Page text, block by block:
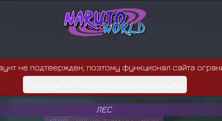
не подтвержден, поэтому функционал сайта
ЛЕС